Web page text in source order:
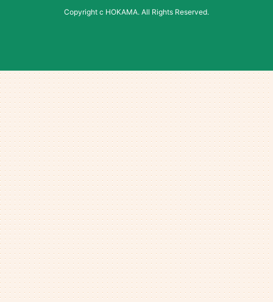
Copyright c HOKAMA. All Rights Reserved.